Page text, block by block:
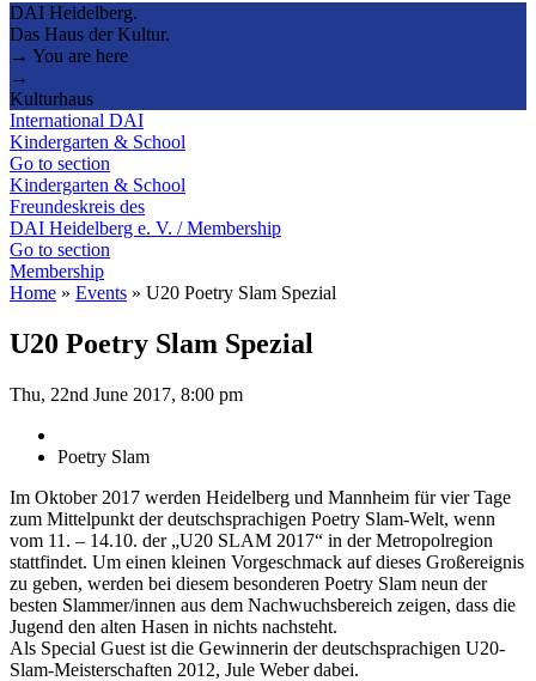
DAI Heidelberg.
Das Haus der Kultur.
→ You are here
→
Kulturhaus
International DAI
Kindergarten & School
Go to section
Kindergarten & School
Freundeskreis des
DAI Heidelberg e. V. / Membership
Go to section
Membership
Home » Events » U20 Poetry Slam Spezial
U20 Poetry Slam Spezial
Thu, 22nd June 2017, 8:00 pm
Poetry Slam
Im Oktober 2017 werden Heidelberg und Mannheim für vier Tage
zum Mittelpunkt der deutschsprachigen Poetry Slam-Welt, wenn
vom 11. – 14.10. der „U20 SLAM 2017“ in der Metropolregion
stattfindet. Um einen kleinen Vorgeschmack auf dieses Großereignis
zu geben, werden bei diesem besonderen Poetry Slam neun der
besten Slammer/innen aus dem Nachwuchsbereich zeigen, dass die
Jugend den alten Hasen in nichts nachsteht.
Als Special Guest ist die Gewinnerin der deutschsprachigen U20-
Slam-Meisterschaften 2012, Jule Weber dabei.